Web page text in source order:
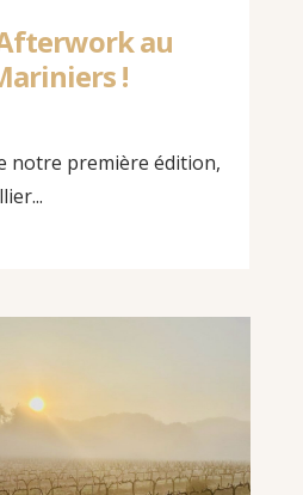
au
!
notre première édition,